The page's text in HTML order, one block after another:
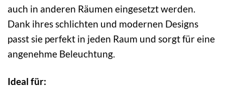
auch in anderen Räumen eingesetzt werden.
Dank ihres schlichten und modernen Designs
passt sie perfekt in jeden Raum und sorgt für eine
angenehme Beleuchtung.
Ideal für: